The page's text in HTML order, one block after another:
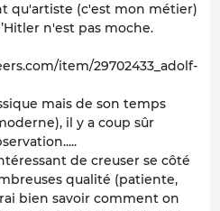
qu'artiste (c'est mon métier)
n'est pas moche.
item/29702433_adolf-
mais de son temps
il y a coup sûr
de creuser se côté
qualité (patiente,
bien savoir comment on